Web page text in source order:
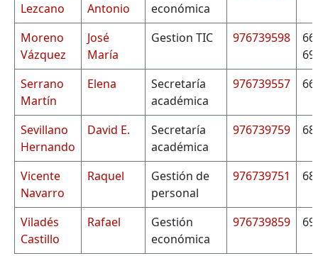
Lezcano
Antonio
económica
Moreno
Vázquez
José
María
Gestion TIC 976739598
Serrano
Martín
Elena
Secretaría
académica
976739557
Sevillano
Hernando
David E.
Secretaría
académica
976739759
Vicente
Navarro
Raquel
Gestión de
personal
976739751
Viladés
Castillo
Rafael
Gestión
económica
976739859